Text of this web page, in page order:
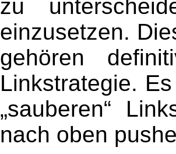
zu
einzusetzen.
gehören
Linkstrategie.
„sauberen“
nach oben